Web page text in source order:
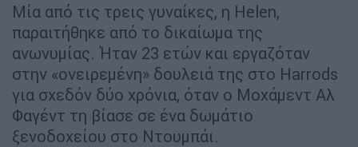
Μία από τις τρεις γυναίκες, η Helen,
παραιτήθηκε από το δικαίωμα της
ανωνυμίας. Ήταν 23 ετών και εργαζόταν
στην «ονειρεμένη» δουλειά της στο Harrods
για σχεδόν δύο χρόνια, όταν ο Μοχάμεντ Αλ
Φαγέντ τη βίασε σε ένα δωμάτιο
ξενοδοχείου στο Ντουμπάι.